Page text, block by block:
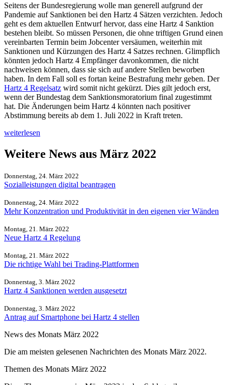
Seitens der Bundesregierung wolle man generell aufgrund der
Pandemie auf Sanktionen bei den Hartz 4 Sätzen verzichten. Jedoch
geht es dem aktuellen Entwurf hervor, dass eine Hartz 4 Sanktion
bestehen bleibt. So müssen Personen, die ohne triftigen Grund einen
vereinbarten Termin beim Jobcenter versäumen, weiterhin mit
Sanktionen und Kürzungen des Hartz 4 Satzes rechnen. Glimpflich
könnten jedoch Hartz 4 Empfänger davonkommen, die nicht
nachweisen können, dass sie sich auf andere Stellen beworben
haben. In dem Fall soll es fortan keine Bestrafung mehr geben. Der
Hartz 4 Regelsatz wird somit nicht gekürzt. Dies gilt jedoch erst,
wenn der Bundestag dem Sanktionsmoratorium final zugestimmt
hat. Die Änderungen beim Hartz 4 könnten nach positiver
Abstimmung bereits ab dem 1. Juli 2022 in Kraft treten.
weiterlesen
Weitere News aus März 2022
Donnerstag, 24. März 2022
Sozialleistungen digital beantragen
Donnerstag, 24. März 2022
Mehr Konzentration und Produktivität in den eigenen vier Wänden
Montag, 21. März 2022
Neue Hartz 4 Regelung
Montag, 21. März 2022
Die richtige Wahl bei Trading-Plattformen
Donnerstag, 3. März 2022
Hartz 4 Sanktionen werden ausgesetzt
Donnerstag, 3. März 2022
Antrag auf Smartphone bei Hartz 4 stellen
News des Monats März 2022
Die am meisten gelesenen Nachrichten des Monats März 2022.
Themen des Monats März 2022